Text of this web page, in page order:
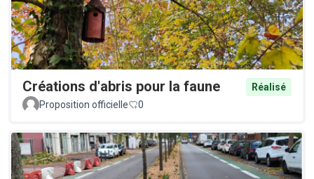
Créations d'abris pour la faune
Réalisé
Proposition officielle
0